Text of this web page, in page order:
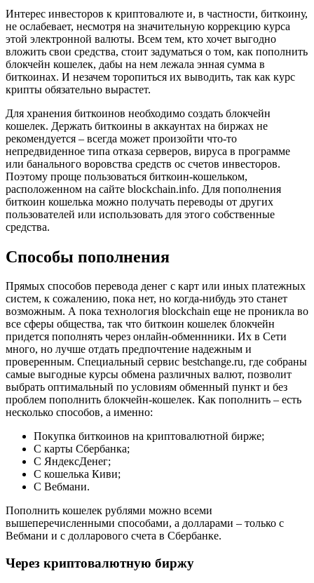
Интерес инвесторов к криптовалюте и, в частности, биткоину,
не ослабевает, несмотря на значительную коррекцию курса
этой электронной валюты. Всем тем, кто хочет выгодно
вложить свои средства, стоит задуматься о том, как пополнить
блокчейн кошелек, дабы на нем лежала энная сумма в
биткоинах. И незачем торопиться их выводить, так как курс
крипты обязательно вырастет.
Для хранения биткоинов необходимо создать блокчейн
кошелек. Держать биткоины в аккаунтах на биржах не
рекомендуется – всегда может произойти что-то
непредвиденное типа отказа серверов, вируса в программе
или банального воровства средств ос счетов инвесторов.
Поэтому проще пользоваться биткоин-кошельком,
расположенном на сайте blockchain.info. Для пополнения
биткоин кошелька можно получать переводы от других
пользователей или использовать для этого собственные
средства.
Способы пополнения
Прямых способов перевода денег с карт или иных платежных
систем, к сожалению, пока нет, но когда-нибудь это станет
возможным. А пока технология blockchain еще не проникла во
все сферы общества, так что биткоин кошелек блокчейн
придется пополнять через онлайн-обменнники. Их в Сети
много, но лучше отдать предпочтение надежным и
проверенным. Специальный сервис bestchange.ru, где собраны
самые выгодные курсы обмена различных валют, позволит
выбрать оптимальный по условиям обменный пункт и без
проблем пополнить блокчейн-кошелек. Как пополнить – есть
несколько способов, а именно:
Покупка биткоинов на криптовалютной бирже;
С карты Сбербанка;
С ЯндексДенег;
С кошелька Киви;
С Вебмани.
Пополнить кошелек рублями можно всеми
вышеперечисленными способами, а долларами – только с
Вебмани и с долларового счета в Сбербанке.
Через криптовалютную биржу